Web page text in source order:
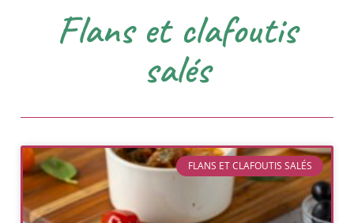
Flans et clafoutis
salés
FLANS ET CLAFOUTIS SALÉS